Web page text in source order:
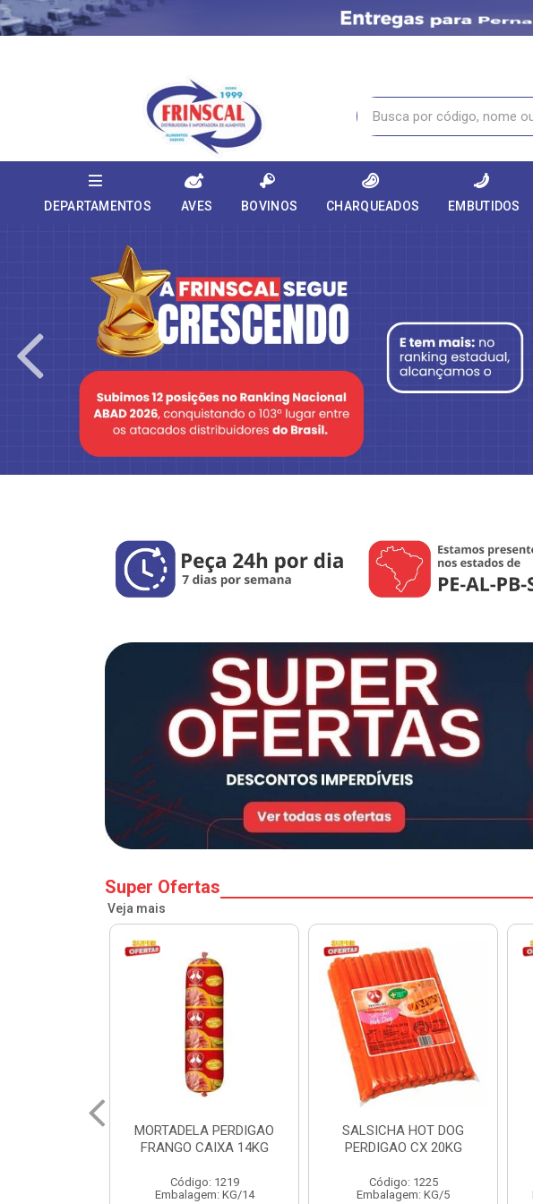
DEPARTAMENTOS AVES BOVINOS CHARQUEADOS EMBUTIDOS
Super Ofertas
Veja mais
SALSICHA HOT DOG
PERDIGAO CX 20KG
Código: 1225
Embalagem: KG/5
PERNIL SUINO C/OSSO
COPAVEL KG
Código: 12301
Embalagem: CX/± 19,56 KG